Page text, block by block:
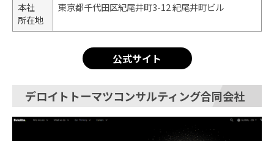
本社
所在地
東京都千代田区紀尾井町3-12 紀尾井町ビル
公式サイト
デロイトトーマツコンサルティング合同会社